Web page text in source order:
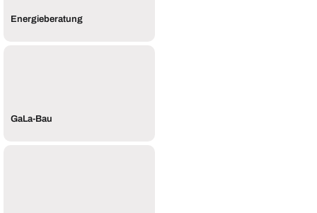
Energieberatung
GaLa-Bau